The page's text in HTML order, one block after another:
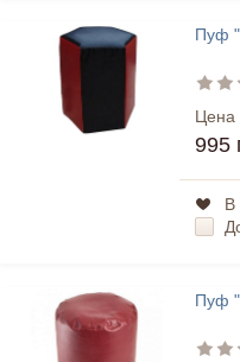
Пуф
Цена
995
В
Пуф